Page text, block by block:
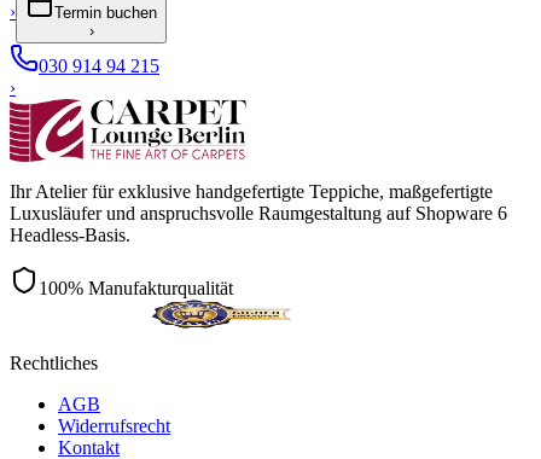
›
Termin buchen
›
030 914 94 215
›
Ihr Atelier für exklusive handgefertigte Teppiche, maßgefertigte
Luxusläufer und anspruchsvolle Raumgestaltung auf Shopware 6
Headless-Basis.
100% Manufakturqualität
Rechtliches
AGB
Widerrufsrecht
Kontakt